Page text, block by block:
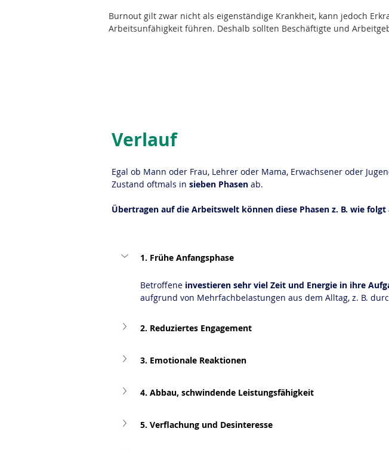
Burnout gilt zwar nicht als eigenständige Krankheit, kann jedoch
Arbeitsunfähigkeit führen. Deshalb sollten Beschäftigte und
Verlauf
Egal ob Mann oder Frau, Lehrer oder Mama, Erwachsener oder
Zustand oftmals in sieben Phasen ab.
Übertragen auf die Arbeitswelt können diese Phasen z. B. wie folgt
1. Frühe Anfangsphase
Betroffene investieren sehr viel Zeit und Energie in ihre
aufgrund von Mehrfachbelastungen aus dem Alltag, z. B.
2. Reduziertes Engagement
3. Emotionale Reaktionen
4. Abbau, schwindende Leistungsfähigkeit
5. Verflachung und Desinteresse